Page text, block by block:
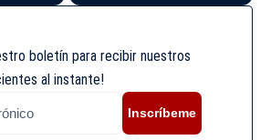
boletín para recibir nuestros
al instante!
Inscríbeme